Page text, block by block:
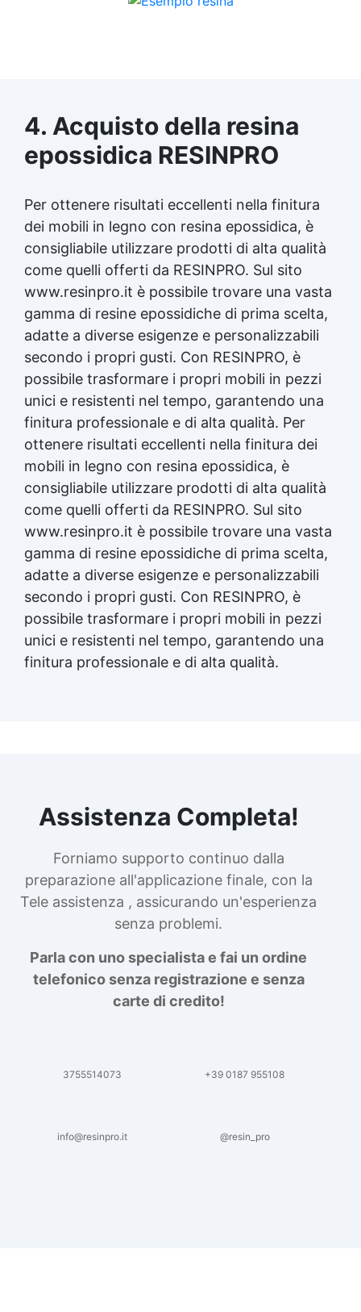
4. Acquisto della resina
epossidica RESINPRO
Per ottenere risultati eccellenti nella finitura
dei mobili in legno con resina epossidica, è
consigliabile utilizzare prodotti di alta qualità
come quelli offerti da RESINPRO. Sul sito
www.resinpro.it è possibile trovare una vasta
gamma di resine epossidiche di prima scelta,
adatte a diverse esigenze e personalizzabili
secondo i propri gusti. Con RESINPRO, è
possibile trasformare i propri mobili in pezzi
unici e resistenti nel tempo, garantendo una
finitura professionale e di alta qualità. Per
ottenere risultati eccellenti nella finitura dei
mobili in legno con resina epossidica, è
consigliabile utilizzare prodotti di alta qualità
come quelli offerti da RESINPRO. Sul sito
www.resinpro.it è possibile trovare una vasta
gamma di resine epossidiche di prima scelta,
adatte a diverse esigenze e personalizzabili
secondo i propri gusti. Con RESINPRO, è
possibile trasformare i propri mobili in pezzi
unici e resistenti nel tempo, garantendo una
finitura professionale e di alta qualità.
Assistenza Completa!
Forniamo supporto continuo dalla
preparazione all'applicazione finale, con la
Tele assistenza , assicurando un'esperienza
senza problemi.
Parla con uno specialista e fai un ordine
telefonico senza registrazione e senza
carte di credito!
3755514073 +39 0187 955108
info@resinpro.it @resin_pro